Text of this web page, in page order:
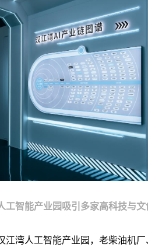
工智能产业园吸引多家高科技与
江湾人工智能产业园，老柴油机厂